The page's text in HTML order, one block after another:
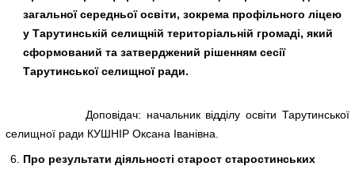
загальної середньої освіти, зокрема профільного ліцею
у Тарутинській селищній територіальній громаді, який
сформований та затверджений рішенням сесії
Тарутинської селищної ради.
Доповідач: начальник відділу освіти Тарутинської
селищної ради КУШНІР Оксана Іванівна.
Про результати діяльності старост старостинських